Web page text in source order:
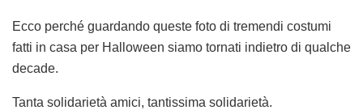
Ecco perché guardando queste foto di tremendi costumi
fatti in casa per Halloween siamo tornati indietro di qualche
decade.
Tanta solidarietà amici, tantissima solidarietà.